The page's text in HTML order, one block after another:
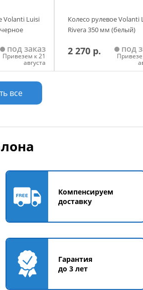
Volanti Luisi
под заказ
Привезем к 21
августа
корзину
Колесо рулевое Volanti
Rivera 350 мм (белый)
2 270 р. под
все
Компенсируем
доставку
Гарантия
до 3 лет